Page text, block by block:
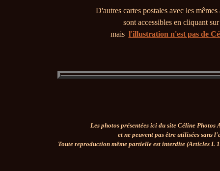
D'autres cartes postales avec les
sont accessibles en cliquant
mais l'illustration n'est pas de
Les photos présentées ici du site Céline
et ne peuvent pas être utilisées sans
Toute reproduction même partielle est interdite (Articles L